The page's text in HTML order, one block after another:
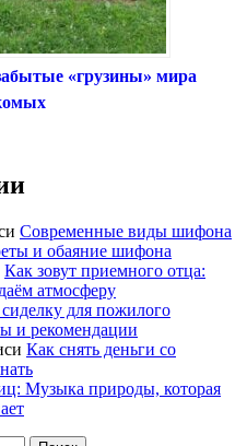
«грузины» мира
Современные виды шифона
и обаяние шифона
Как зовут приемного отца:
атмосферу
для пожилого
и рекомендации
Как снять деньги со
Музыка природы, которая